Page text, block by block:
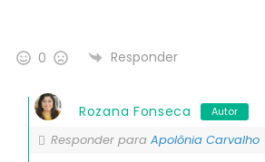
0 Responder
Rozana Fonseca Autor
Responder para Apolônia Carvalho